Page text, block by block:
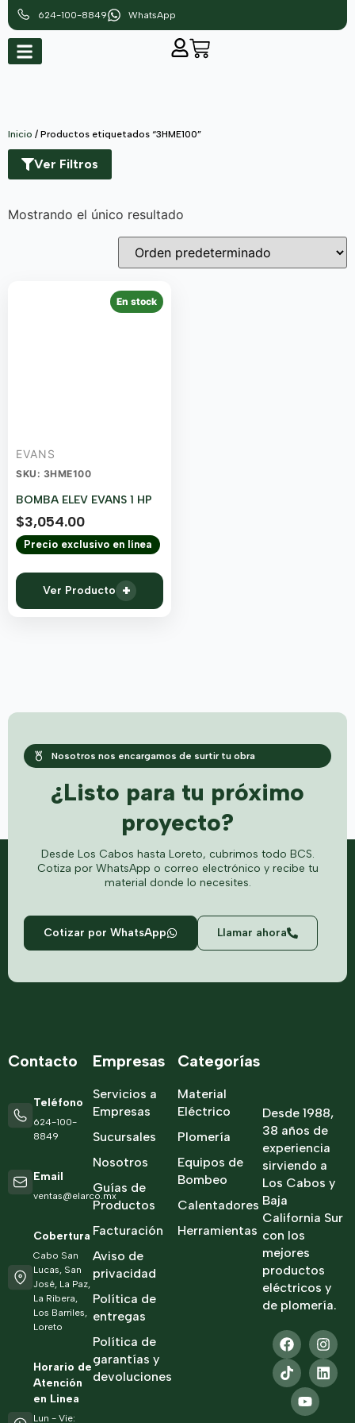
624-100-8849 WhatsApp
Inicio / Productos etiquetados “3HME100”
Ver Filtros
Mostrando el único resultado
En stock
EVANS
SKU: 3HME100
BOMBA ELEV EVANS 1 HP
$3,054.00
Precio exclusivo en línea
Ver Producto +
Nosotros nos encargamos de surtir tu obra
¿Listo para tu próximo
proyecto?
Desde Los Cabos hasta Loreto, cubrimos todo BCS.
Cotiza por WhatsApp o correo electrónico y recibe tu
material donde lo necesites.
Cotizar por WhatsApp Llamar ahora
Desde 1988,
38 años de
experiencia
sirviendo a
Los Cabos y
Baja
California Sur
con los
mejores
productos
eléctricos y
de plomería.
Categorías
Material
Eléctrico
Plomería
Equipos de
Bombeo
Calentadores
Herramientas
Empresas
Servicios a
Empresas
Sucursales
Nosotros
Guías de
Productos
Facturación
Aviso de
privacidad
Política de
entregas
Política de
garantías y
devoluciones
Contacto
Teléfono
624-100-
8849
Email
ventas@elarco.mx
Cobertura
Cabo San
Lucas, San
José, La Paz,
La Ribera,
Los Barriles,
Loreto
Horario de
Atención
en Linea
Lun - Vie: